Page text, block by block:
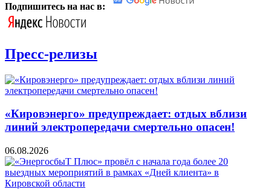
Подпишитесь на нас в:
Пресс-релизы
«Кировэнерго» предупреждает: отдых вблизи
линий электропередачи смертельно опасен!
06.08.2026